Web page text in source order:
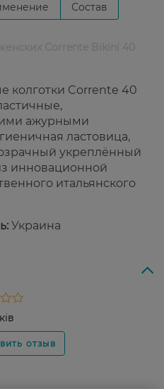
Состав
колготки Corrente 40
ажурными
ластовица,
укреплённый
инновационной
итальянского
Украина